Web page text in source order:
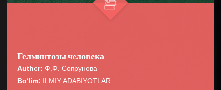
Гелминтозы человека
Author: Ф.Ф. Сопрунова
Bo‘lim: ILMIY ADABIYOTLAR